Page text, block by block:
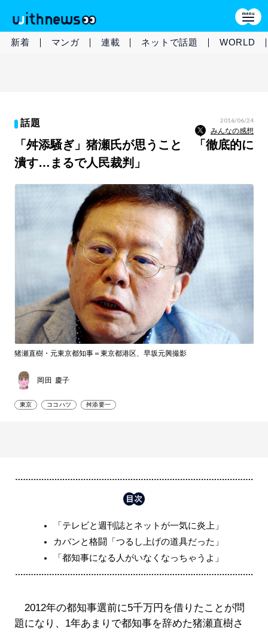
新着 マンガ 連載 ネットで話題 WORLD
話題 2016/06/24
みんなの感想
「舛添騒ぎ」猪瀬氏が思うこと 「徹底的に
潰す…まるで人民裁判」
猪瀬直樹・元東京都知事＝東京都港区、早坂元興撮影
岡田 慶子
東京 ココハツ 舛添要一
「テレビと週刊誌とネットが一気に炎上」
カバンと格闘「つるし上げの道具だった」
「都知事になる人がいなくなっちゃうよ」
2012年の都知事選前に5千万円を借りたことが問
題になり、1年あまりで都知事を辞めた猪瀬直樹さ